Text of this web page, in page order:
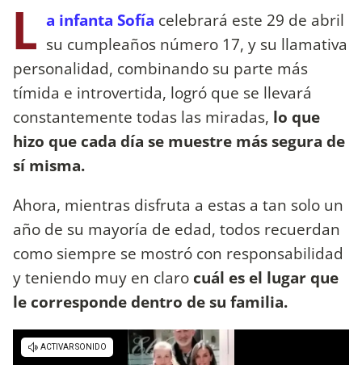
L a infanta Sofía celebrará este 29 de abril
su cumpleaños número 17, y su llamativa
personalidad, combinando su parte más
tímida e introvertida, logró que se llevará
constantemente todas las miradas, lo que
hizo que cada día se muestre más segura de
sí misma.
Ahora, mientras disfruta a estas a tan solo un
año de su mayoría de edad, todos recuerdan
como siempre se mostró con responsabilidad
y teniendo muy en claro cuál es el lugar que
le corresponde dentro de su familia.